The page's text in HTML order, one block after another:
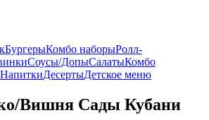
БургерыКомбо наборыРолл-
Соусы/ДопыСалатыКомбо
НапиткиДесертыДетское меню
Вишня Сады Кубани